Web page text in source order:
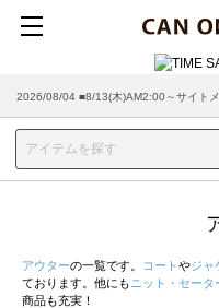
2026/07/29 ■【お知らせ】ヤマト運輸
アウターの一覧です。 コート やジャ
ております。他にも ニット・セータ
商品も充実！